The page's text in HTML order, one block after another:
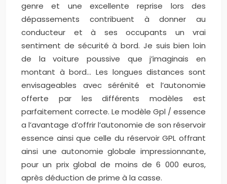
genre et une excellente reprise lors des
dépassements contribuent à donner au
conducteur et à ses occupants un vrai
sentiment de sécurité à bord. Je suis bien loin
de la voiture poussive que j’imaginais en
montant à bord… Les longues distances sont
envisageables avec sérénité et l’autonomie
offerte par les différents modèles est
parfaitement correcte. Le modèle Gpl / essence
a l’avantage d’offrir l’autonomie de son réservoir
essence ainsi que celle du réservoir GPL offrant
ainsi une autonomie globale impressionnante,
pour un prix global de moins de 6 000 euros,
après déduction de prime à la casse.